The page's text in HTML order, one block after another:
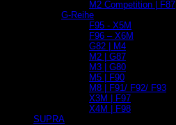
M2 Competition | F87
G-Reihe
F95 - X5M
F96 – X6M
G82 | M4
M2 | G87
M3 | G80
M5 | F90
M8 | F91/ F92/ F93
X3M | F97
X4M | F98
SUPRA